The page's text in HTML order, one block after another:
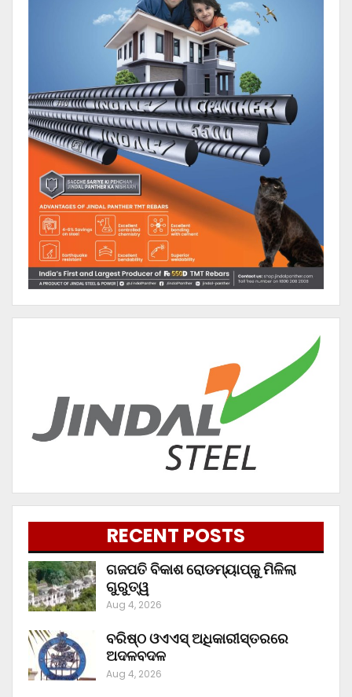
RECENT POSTS
ଗଜପତି ବିକାଶ ରୋଡମ୍ୟାପ୍‌କୁ ମିଳିଲା
ଗୁରୁତ୍ୱ
Aug 4, 2026
ବରିଷ୍ଠ ଓଏଏସ୍‌ ଅଧିକାରୀସ୍ତରରେ
ଅଦଳବଦଳ
Aug 4, 2026